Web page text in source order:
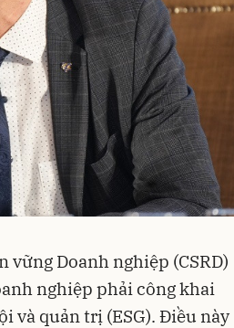
vững Doanh nghiệp (CSRD)
nghiệp phải công khai
và quản trị (ESG). Điều này